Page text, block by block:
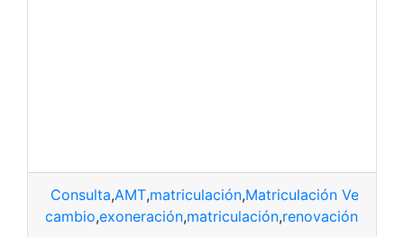
Consulta,AMT,matriculación,Matriculación Vehicular
cambio,exoneración,matriculación,renovación